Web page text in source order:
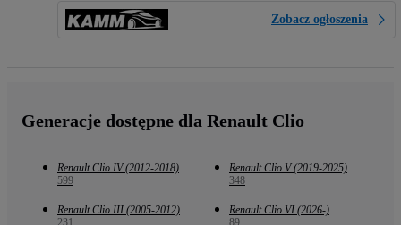
Zobacz ogłoszenia
Generacje dostępne dla Renault Clio
Renault Clio IV (2012-2018)
599
Renault Clio V (2019-2025)
348
Renault Clio III (2005-2012)
231
Renault Clio VI (2026-)
89